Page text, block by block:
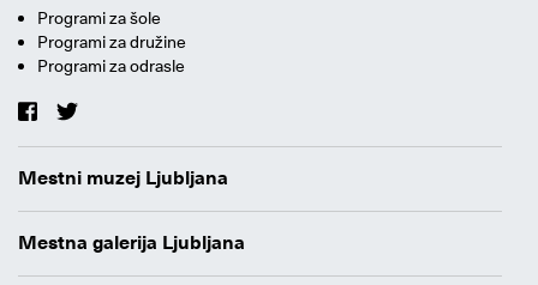
Programi za šole
Programi za družine
Programi za odrasle
Mestni muzej Ljubljana
Mestna galerija Ljubljana